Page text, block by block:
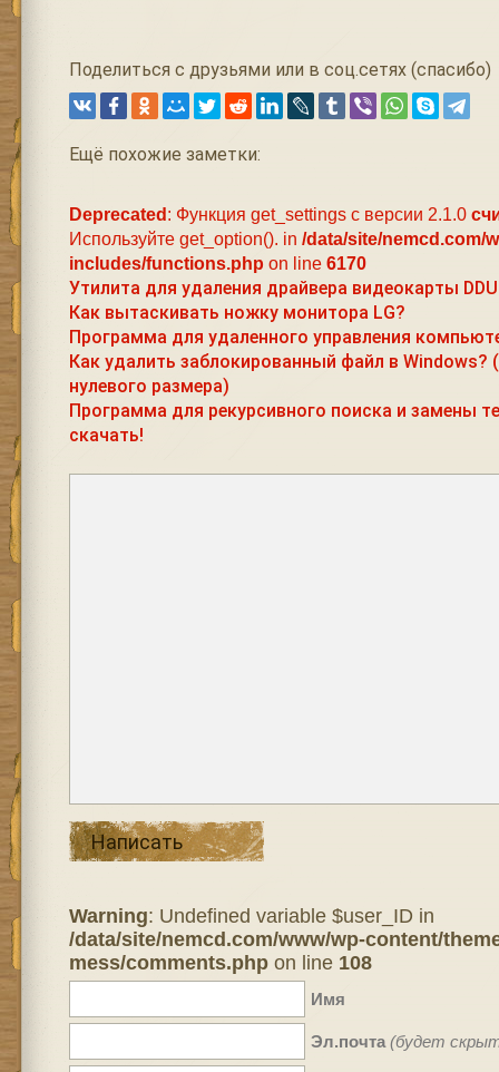
Поделиться с друзьями или в соц.сетях (спасибо)
Ещё похожие заметки:
Deprecated : Функция get_settings с версии 2.1.0
Используйте get_option(). in /data/site/nemcd.com/
includes/functions.php on line 6170
Утилита для удаления драйвера видеокарты DDU
Как вытаскивать ножку монитора LG?
Программа для удаленного управления
Как удалить заблокированный файл в Windows?
нулевого размера)
Программа для рекурсивного поиска и замены
скачать!
Написать
Warning: Undefined variable $user_ID in
/data/site/nemcd.com/www/wp-content/
mess/comments.phpon line 108
Имя
Эл.почта (будет